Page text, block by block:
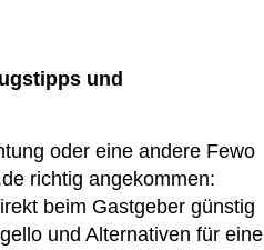
und
oder eine andere Fewo
richtig angekommen:
beim Gastgeber günstig
und Alternativen für eine